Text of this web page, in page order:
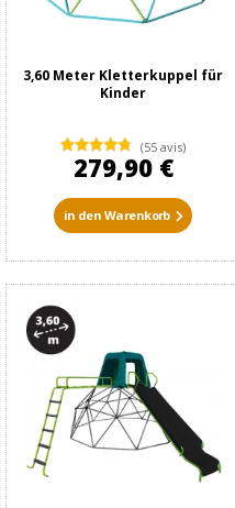
3,60 Meter Kletterkuppel für
Kinder
(55 avis)
279,90 €
in den Warenkorb